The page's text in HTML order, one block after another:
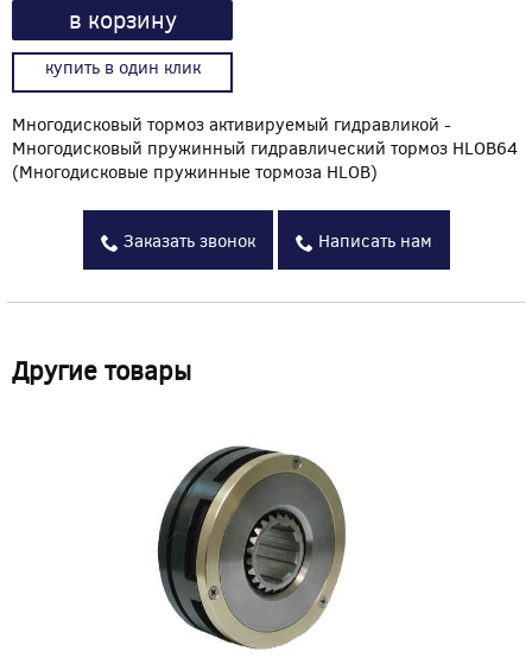
в корзину
купить в один клик
Многодисковый тормоз активируемый гидравликой -
Многодисковый пружинный гидравлический тормоз HLOB64
(Многодисковые пружинные тормоза HLOB)
Заказать звонок Написать нам
Другие товары